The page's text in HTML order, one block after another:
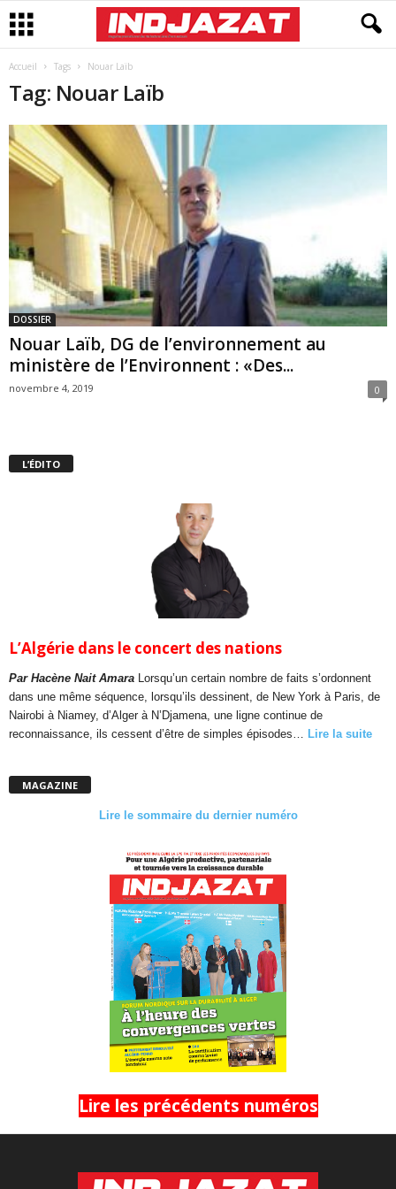
Accueil Tags Nouar Laïb
Tag: Nouar Laïb
DOSSIER
Nouar Laïb, DG de l’environnement au
ministère de l’Environnent : «Des...
novembre 4, 2019 0
L’ÉDITO
L’Algérie dans le concert des nations
Par Hacène Nait Amara Lorsqu’un certain nombre de faits s’ordonnent
dans une même séquence, lorsqu’ils dessinent, de New York à Paris, de
Nairobi à Niamey, d’Alger à N’Djamena, une ligne continue de
reconnaissance, ils cessent d’être de simples épisodes… Lire la suite
MAGAZINE
Lire le sommaire du dernier numéro
Lire les précédents numéros